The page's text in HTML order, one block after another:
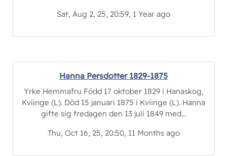
Sat, Aug 2, 25, 20:59, 1 Year ago
Hanna Persdotter 1829-1875
Yrke Hemmafru Född 17 oktober 1829 i Hanaskog,
Kviinge (L). Död 15 januari 1875 i Kviinge (L). Hanna
gifte sig fredagen den 13 juli 1849 med...
Thu, Oct 16, 25, 20:50, 11 Months ago